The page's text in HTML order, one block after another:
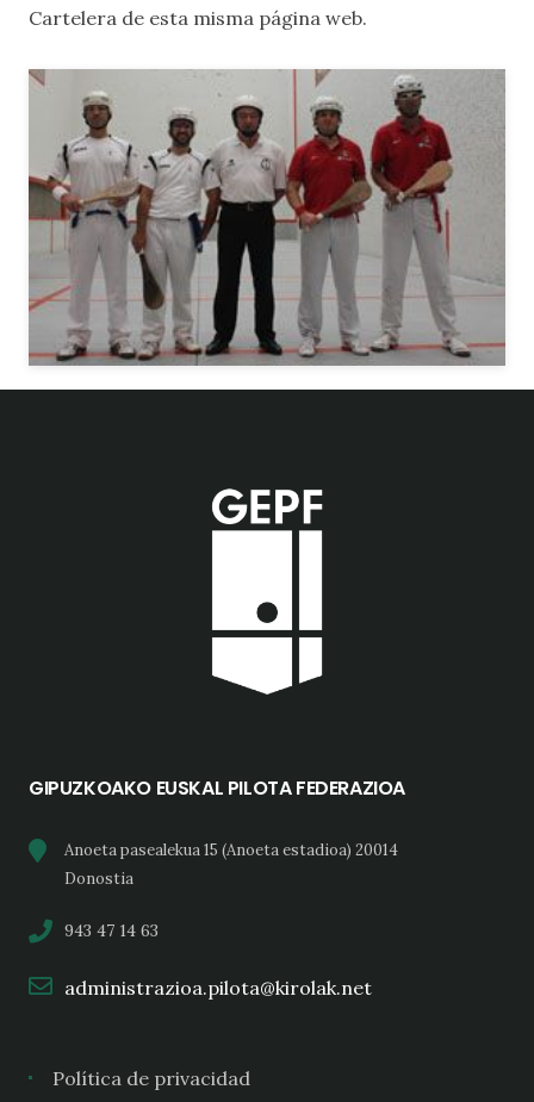
Cartelera de esta misma página web.
GIPUZKOAKO EUSKAL PILOTA FEDERAZIOA
Anoeta pasealekua 15 (Anoeta estadioa) 20014
Donostia
943 47 14 63
administrazioa.pilota@kirolak.net
Política de privacidad